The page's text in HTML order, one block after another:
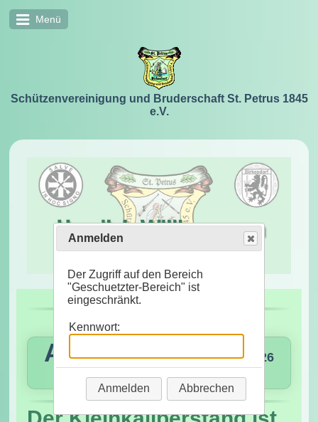
Anmelden
Der Zugriff auf den Bereich
"Geschuetzter-Bereich" ist
eingeschränkt.
Kennwort:
Anmelden Abbrechen